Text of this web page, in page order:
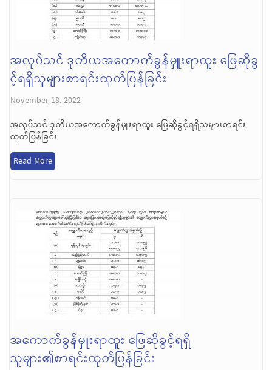
အလုပ်သင် ဒုတိယအကောက်ခွန်မှူးရာထူး ဖြေဆိုခွ
င့်ရရှိသူများစာရင်းထုတ်ပြန်ခြင်း
November 18, 2022
အလုပ်သင် ဒုတိယအကောက်ခွန်မှူးရာထူး ဖြေဆိုခွင့်ရရှိသူများစာရင်း
ထုတ်ပြန်ခြင်း
Read More
အကောက်ခွန်မှူးရာထူး ဖြေဆိုခွင့်ရရှိ
သူများ၏စာရင်းထုတ်ပြန်ခြင်း